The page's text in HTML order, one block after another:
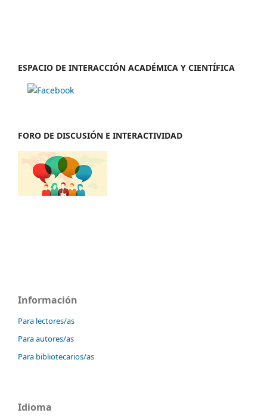
ESPACIO DE INTERACCIÓN ACADÉMICA Y CIENTÍFICA
FORO DE DISCUSIÓN E INTERACTIVIDAD
Información
Para lectores/as
Para autores/as
Para bibliotecarios/as
Idioma